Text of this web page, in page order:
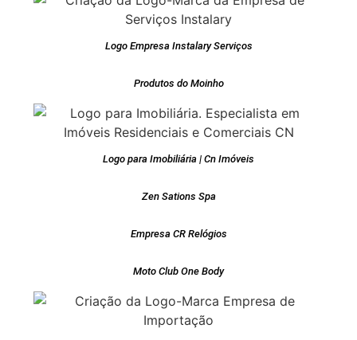
Logo Empresa Instalary Serviços
Produtos do Moinho
Logo para Imobiliária | Cn Imóveis
Zen Sations Spa
Empresa CR Relógios
Moto Club One Body